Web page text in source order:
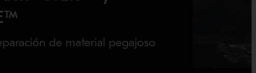
de material pegajoso